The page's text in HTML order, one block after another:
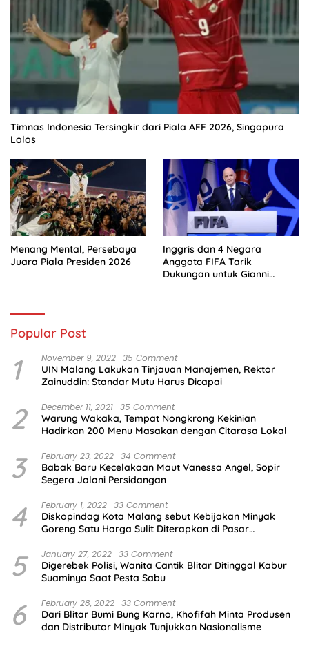
Timnas Indonesia Tersingkir dari Piala AFF 2026, Singapura
Lolos
Menang Mental, Persebaya
Juara Piala Presiden 2026
Inggris dan 4 Negara
Anggota FIFA Tarik
Dukungan untuk Gianni
Popular Post
1 November 9, 2022 35 Comment
UIN Malang Lakukan Tinjauan Manajemen, Rektor
Zainuddin: Standar Mutu Harus Dicapai
2 December 11, 2021 35 Comment
Warung Wakaka, Tempat Nongkrong Kekinian
Hadirkan 200 Menu Masakan dengan Citarasa Lokal
3 February 23, 2022 34 Comment
Babak Baru Kecelakaan Maut Vanessa Angel, Sopir
Segera Jalani Persidangan
4 February 1, 2022 33 Comment
Diskopindag Kota Malang sebut Kebijakan Minyak
Goreng Satu Harga Sulit Diterapkan di Pasar
5 January 27, 2022 33 Comment
Digerebek Polisi, Wanita Cantik Blitar Ditinggal Kabur
Suaminya Saat Pesta Sabu
6 February 28, 2022 33 Comment
Dari Blitar Bumi Bung Karno, Khofifah Minta Produsen
dan Distributor Minyak Tunjukkan Nasionalisme